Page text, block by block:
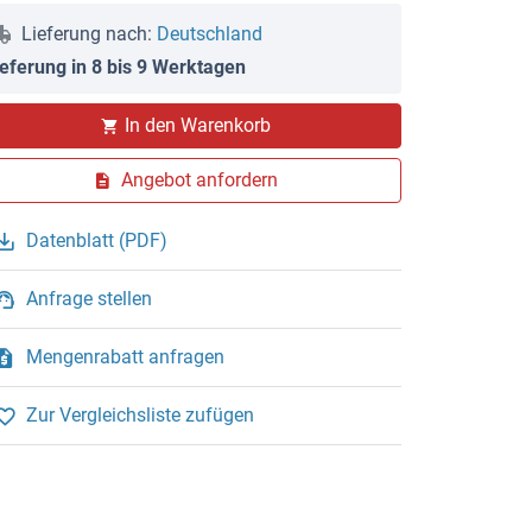
Lieferung nach: Deutschland
in 8 bis 9 Werktagen
In den Warenkorb
Angebot anfordern
Datenblatt (PDF)
Anfrage stellen
Mengenrabatt anfragen
Zur Vergleichsliste zufügen